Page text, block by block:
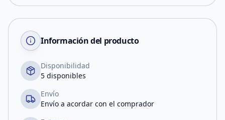
Información del producto
Disponibilidad
5 disponibles
Envío
Envío a acordar con el comprador